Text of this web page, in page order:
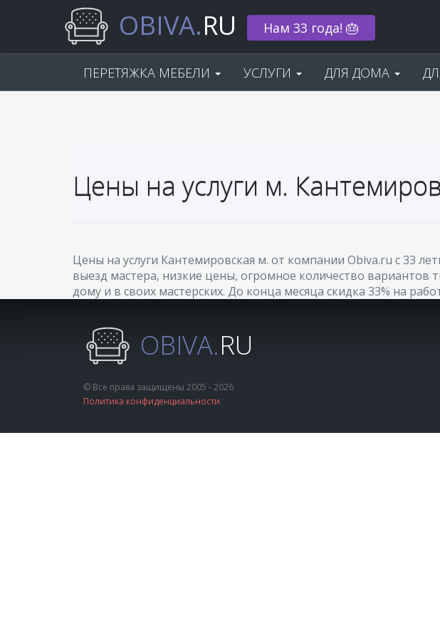
OBIVA.RU Нам 33 года! 🎂
ПЕРЕТЯЖКА МЕБЕЛИ УСЛУГИ ДЛЯ ДОМА
Цены на услуги м.
Цены на услуги Кантемировская м. от компании Obiva.ru с 33
выезд мастера, низкие цены, огромное количество вариантов
дому и в своих мастерских. До конца месяца скидка 33% на
OBIVA.RU
© Все права защищены 2005 - 2026
Политика конфиденциальности